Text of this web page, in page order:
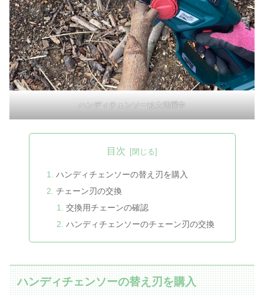
ハンディチェンソーは大活躍中
目次
ハンディチェンソーの替え刃を購入
チェーン刃の交換
交換用チェーンの確認
ハンディチェンソーのチェーン刃の交換
ハンディチェンソーの替え刃を購入